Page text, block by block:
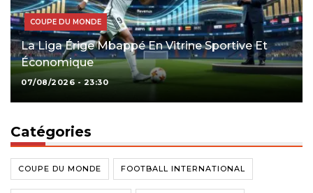
COUPE DU MONDE
La Liga Érige Mbappé En Vitrine Sportive Et
Économique
07/08/2026 - 23:30
Catégories
COUPE DU MONDE FOOTBALL INTERNATIONAL